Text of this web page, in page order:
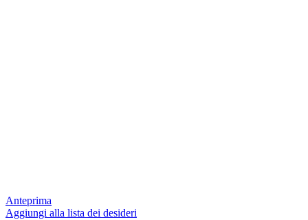
Anteprima
Aggiungi alla lista dei desideri